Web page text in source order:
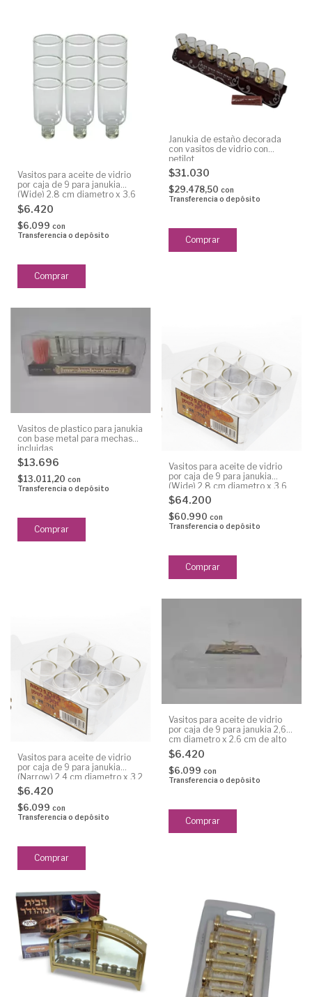
Vasitos para aceite de vidrio
por caja de 9 para janukia
(Wide) 2,8 cm diametro x 3,6
cm alto
$6.420
$6.099 con
Transferencia o depósito
Janukia de estaño decorada
con vasitos de vidrio con
petilot
$31.030
$29.478,50 con
Transferencia o depósito
Vasitos de plastico para janukia
con base metal para mechas
incluidas
$13.696
$13.011,20 con
Transferencia o depósito
Vasitos para aceite de vidrio
por caja de 9 para janukia
(Wide) 2,8 cm diametro x 3,6
cm alto
$64.200
$60.990 con
Transferencia o depósito
Vasitos para aceite de vidrio
por caja de 9 para janukia
(Narrow) 2,4 cm diametro x 3,2
cm alto
$6.420
$6.099 con
Transferencia o depósito
Vasitos para aceite de vidrio
por caja de 9 para janukia 2,6
cm diametro x 2,6 cm de alto
caja rectangular
$6.420
$6.099 con
Transferencia o depósito